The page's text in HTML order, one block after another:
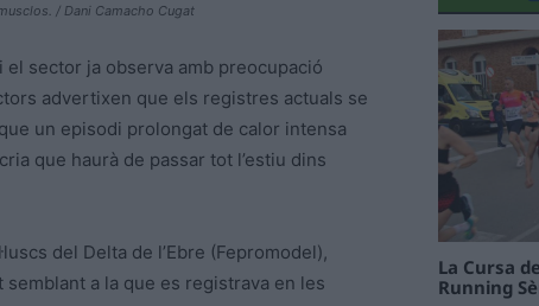
/ Dani Camacho Cugat
el sector ja observa amb preocupació
advertixen que els registres actuals se
un episodi prolongat de calor intensa
que haurà de passar tot l’estiu dins
del Delta de l’Ebre (Fepromodel),
a la que es registrava en les
La Cursa
Running